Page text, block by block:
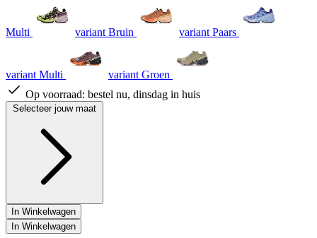
Multi variant Bruin variant Paars
variant Multi
variant Groen
Op voorraad: bestel nu, dinsdag in huis
Selecteer jouw maat
In Winkelwagen
In Winkelwagen